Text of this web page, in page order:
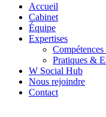
Accueil
Cabinet
Équipe
Expertises
Pratiques &
W Social Hub
Nous rejoindre
Contact